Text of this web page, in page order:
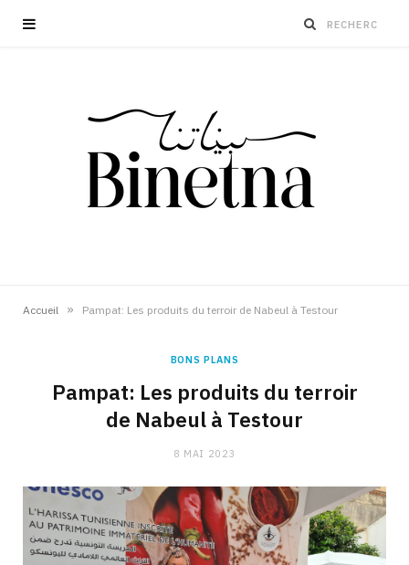
Accueil » Pampat: Les produits du terroir de Nabeul à Testour
BONS PLANS
Pampat: Les produits du terroir
de Nabeul à Testour
8 MAI 2023